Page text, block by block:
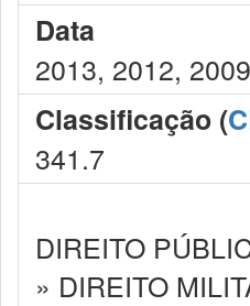
Data
2013, 2012, 2009
Classificação (
341.7
DIREITO
» DIREITO